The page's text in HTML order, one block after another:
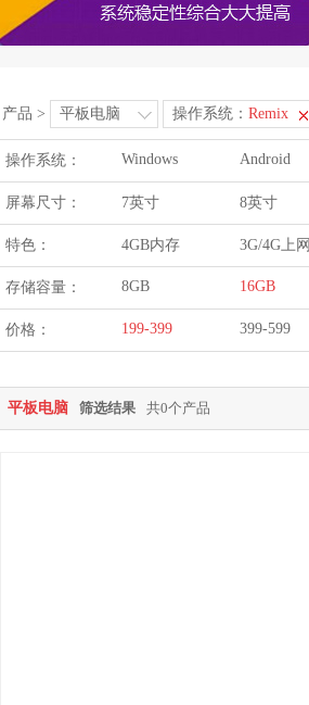
产品 > 平板电脑 操作系统： Remix
操作系统： Windows Android
屏幕尺寸： 7英寸 8英寸
特色： 4GB内存 3G/4G上网
存储容量： 8GB 16GB
价格： 199-399 399-599
平板电脑 筛选结果 共0个产品